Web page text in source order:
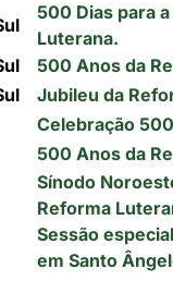
500 Dias para
Luterana.
500 Anos da
Jubileu da
Celebração
500 Anos da
Sínodo
Reforma
Sessão
em Santo